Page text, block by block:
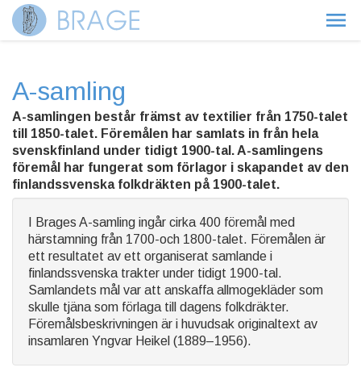
A-samling
A-samlingen består främst av textilier från 1750-talet
till 1850-talet. Föremålen har samlats in från hela
svenskfinland under tidigt 1900-tal. A-samlingens
föremål har fungerat som förlagor i skapandet av den
finlandssvenska folkdräkten på 1900-talet.
I Brages A-samling ingår cirka 400 föremål med
härstamning från 1700-och 1800-talet. Föremålen är
ett resultatet av ett organiserat samlande i
finlandssvenska trakter under tidigt 1900-tal.
Samlandets mål var att anskaffa allmogekläder som
skulle tjäna som förlaga till dagens folkdräkter.
Föremålsbeskrivningen är i huvudsak originaltext av
insamlaren Yngvar Heikel (1889–1956).